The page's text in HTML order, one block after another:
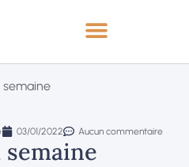
03/01/2022 Aucun commentaire